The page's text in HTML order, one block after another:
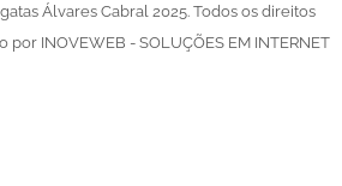
Álvares Cabral 2025. Todos os direitos
por INOVEWEB - SOLUÇÕES EM INTERNET